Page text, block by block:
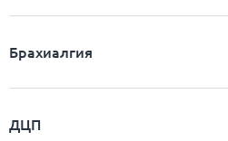
Брахиалгия
ДЦП